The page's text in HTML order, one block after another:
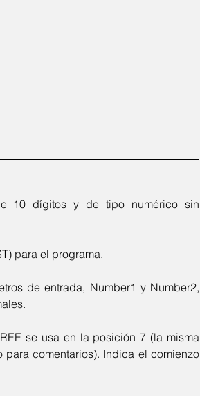
10 dígitos y de tipo numérico sin
para el programa.
de entrada, Number1 y Number2,
se usa en la posición 7 (la misma
comentarios). Indica el comienzo